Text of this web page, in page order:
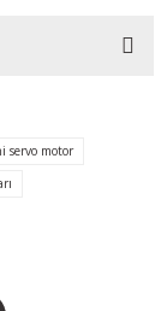
servo motor